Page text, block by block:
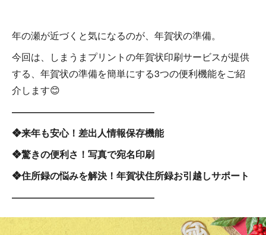
年の瀬が近づくと気になるのが、年賀状の準備。
今回は、しまうまプリントの年賀状印刷サービスが提供
する、年賀状の準備を簡単にする3つの便利機能をご紹
介します😊
―――――――――――――――
❖来年も安心！差出人情報保存機能
❖驚きの便利さ！写真で宛名印刷
❖住所録の悩みを解決！年賀状住所録お引越しサポート
―――――――――――――――